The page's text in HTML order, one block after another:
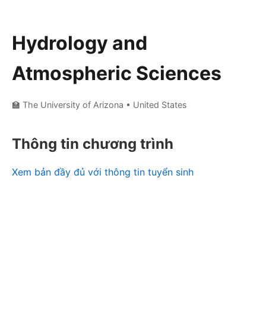
Hydrology and
Atmospheric Sciences
🏫 The University of Arizona • United States
Thông tin chương trình
Xem bản đầy đủ với thông tin tuyển sinh